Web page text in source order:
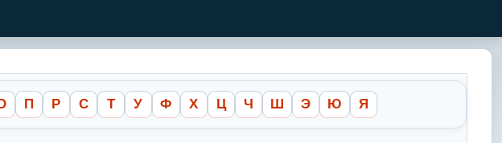
П Р С Т У Ф Х Ц Ч Ш Э Ю Я